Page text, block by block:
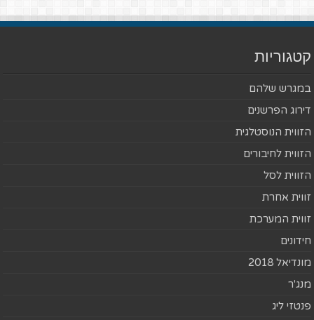
קטגוריות
במגרש שלהם
דירוג הפרשנים
הזווית הנוסטלגית
הזווית לחיבורים
הזווית לסל
זווית אחרת
זווית המערכת
חידונים
מונדיאל 2018
מנג'ר
פנטזי ליג